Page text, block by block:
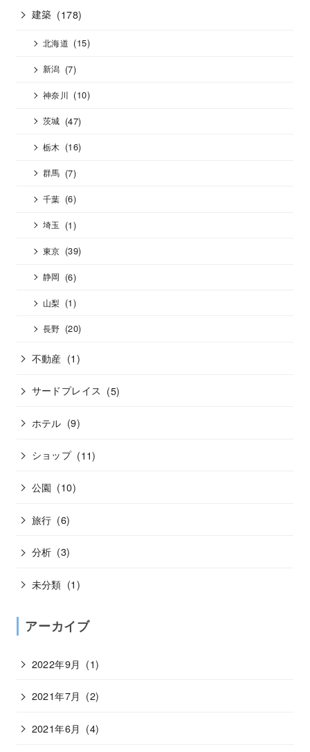
建築 (178)
北海道 (15)
新潟 (7)
神奈川 (10)
茨城 (47)
栃木 (16)
群馬 (7)
千葉 (6)
埼玉 (1)
東京 (39)
静岡 (6)
山梨 (1)
長野 (20)
不動産 (1)
サードプレイス (5)
ホテル (9)
ショップ (11)
公園 (10)
旅行 (6)
分析 (3)
未分類 (1)
アーカイブ
2022年9月 (1)
2021年7月 (2)
2021年6月 (4)